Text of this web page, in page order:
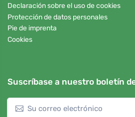
Declaración sobre el uso de cookies
Protección de datos personales
Pie de imprenta
Cookies
Suscríbase a nuestro boletín